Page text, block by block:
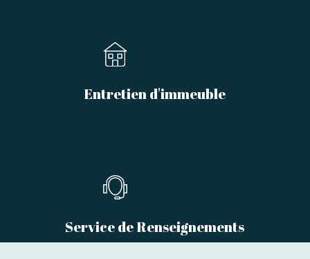
Entretien d'immeuble
Service de Renseignements